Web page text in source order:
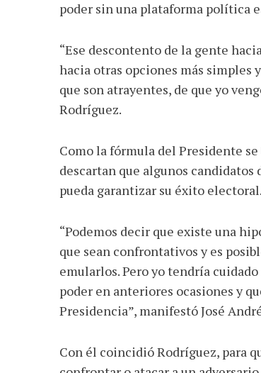
poder sin una plataforma política
“Ese descontento de la gente
hacia otras opciones más simples
que son atrayentes, de que yo
Rodríguez.
Como la fórmula del Presidente
descartan que algunos candidatos
pueda garantizar su éxito
“Podemos decir que existe una
que sean confrontativos y es
emularlos. Pero yo tendría
poder en anteriores ocasiones y
Presidencia”, manifestó José
Con él coincidió Rodríguez, para